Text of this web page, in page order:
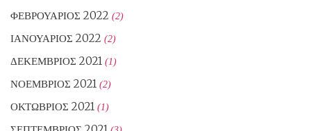
ΦΕΒΡΟΥΆΡΙΟΣ 2022 (2)
ΙΑΝΟΥΆΡΙΟΣ 2022 (2)
ΔΕΚΈΜΒΡΙΟΣ 2021 (1)
ΝΟΈΜΒΡΙΟΣ 2021 (2)
ΟΚΤΏΒΡΙΟΣ 2021 (1)